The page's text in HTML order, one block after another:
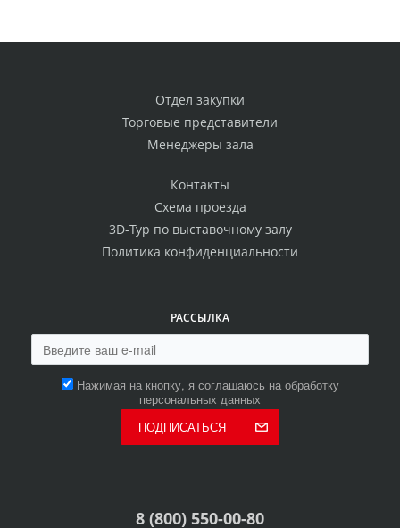
Отдел закупки
Торговые представители
Менеджеры зала
Контакты
Схема проезда
3D-Тур по выставочному залу
Политика конфиденциальности
РАССЫЛКА
Нажимая на кнопку, я соглашаюсь на обработку
персональных данных
ПОДПИСАТЬСЯ
8 (800) 550-00-80